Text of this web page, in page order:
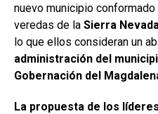
nuevo municipio
veredas de la Sierra
lo que ellos consideran un
administración del
Gobernación del
La propuesta de los líderes